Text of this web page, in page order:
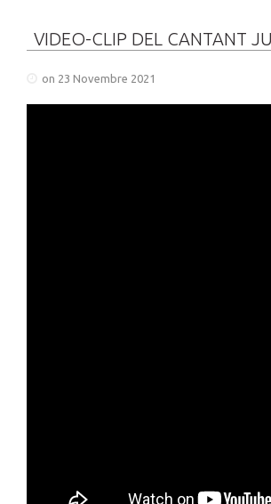
VIDEO-CLIP DEL CANTANT
on 23 Novembre 2021